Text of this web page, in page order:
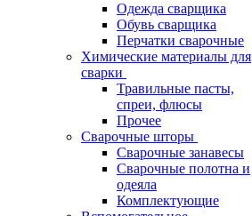
Одежда сварщика
Обувь сварщика
Перчатки сварочные
Химические материалы для
сварки
Травильные пасты,
спреи, флюсы
Прочее
Сварочные шторы
Сварочные занавесы
Сварочные полотна и
одеяла
Комплектующие